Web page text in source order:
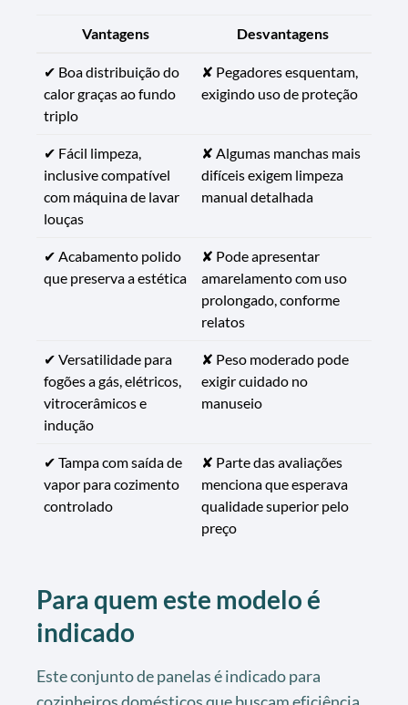
Vantagens Desvantagens
✔ Boa distribuição do
calor graças ao fundo
triplo
✘ Pegadores esquentam,
exigindo uso de proteção
✔ Fácil limpeza,
inclusive compatível
com máquina de lavar
louças
✘ Algumas manchas mais
difíceis exigem limpeza
manual detalhada
✔ Acabamento polido
que preserva a estética
✘ Pode apresentar
amarelamento com uso
prolongado, conforme
relatos
✔ Versatilidade para
fogões a gás, elétricos,
vitrocerâmicos e
indução
✘ Peso moderado pode
exigir cuidado no
manuseio
✔ Tampa com saída de
vapor para cozimento
controlado
✘ Parte das avaliações
menciona que esperava
qualidade superior pelo
preço
Para quem este modelo é
indicado
Este conjunto de panelas é indicado para
cozinheiros domésticos que buscam eficiência